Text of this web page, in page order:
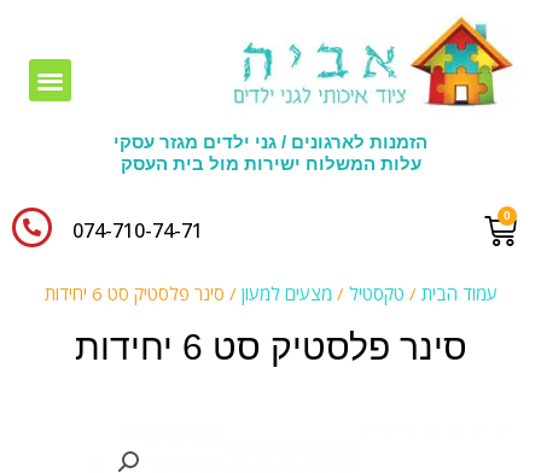
הזמנות לארגונים / גני ילדים מגזר עסקי
עלות המשלוח ישירות מול בית העסק
074-710-74-71​
עמוד הבית / טקסטיל / מצעים למעון / סינר פלסטיק סט 6 יחידות
סינר פלסטיק סט 6 יחידות